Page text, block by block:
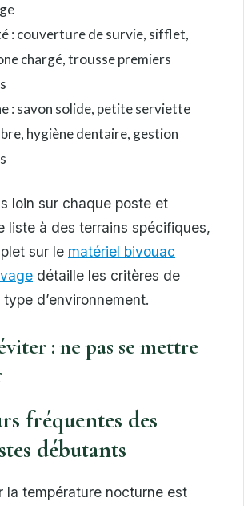
: couverture de survie, sifflet,
chargé, trousse premiers
: savon solide, petite serviette
hygiène dentaire, gestion
loin sur chaque poste et
liste à des terrains spécifiques,
sur le matériel bivouac
détaille les critères de
d’environnement.
: ne pas se mettre
fréquentes des
débutants
la température nocturne est